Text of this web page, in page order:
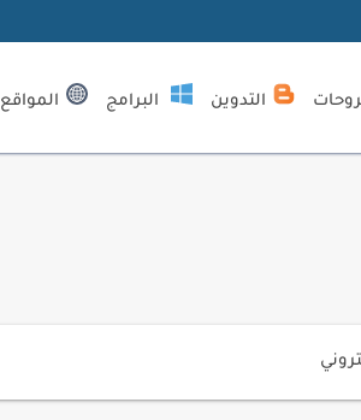
التدوين البرامج المواقع